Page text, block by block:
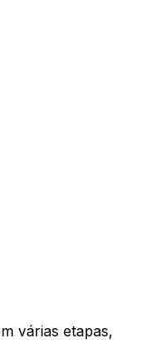
várias etapas,